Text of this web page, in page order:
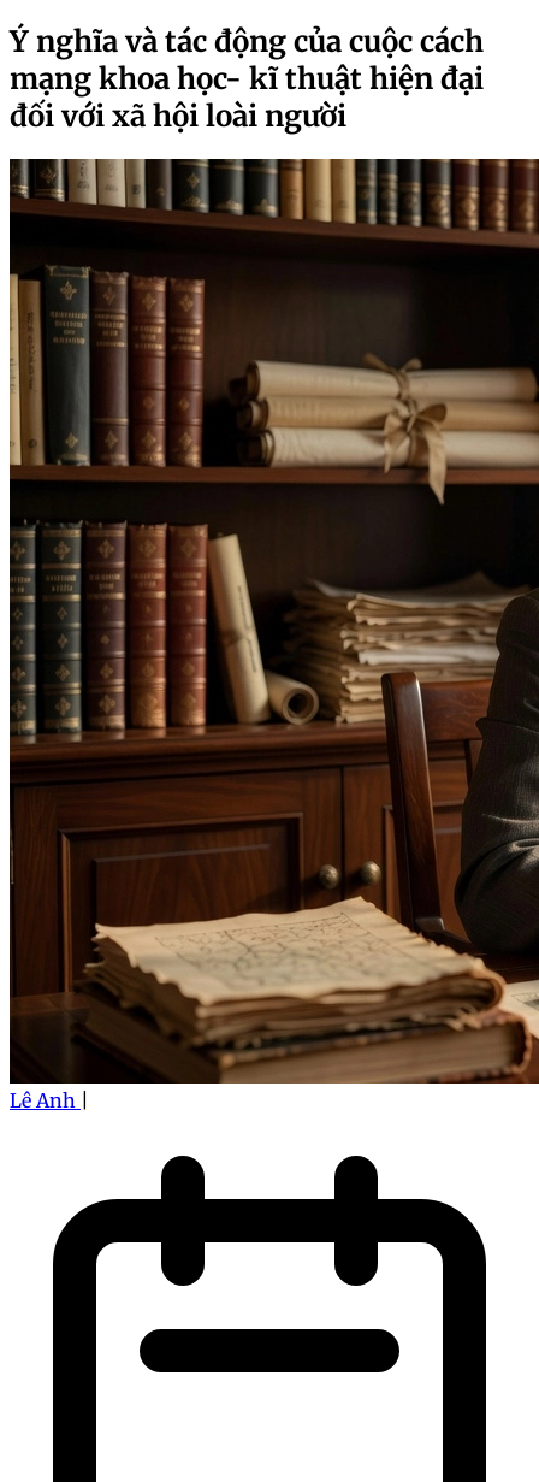
Ý nghĩa và tác động của cuộc cách
mạng khoa học- kĩ thuật hiện đại
đối với xã hội loài người
Lê Anh